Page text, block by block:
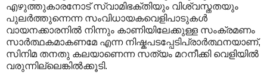
എഴുത്തുകാരനോട് സ്വാമിഭക്തിയും വിശ്വസ്തതയും
പുലർത്തുന്നെന്ന സംവിധായകവെളിപാടുകൾ
വായനക്കാരനിൽ നിന്നും കാണിയിലേക്കുള്ള സംക്രമണം
സാർത്ഥകമാകണമേ എന്ന നിഷ്കപടപ്പേടിപ്രാർത്ഥനയാണ്,
സിനിമ തനതു കലയാണെന്ന സത്യം മറനീക്കി വെളിയിൽ
വരുന്നില്ലെങ്കിൽക്കൂടി.